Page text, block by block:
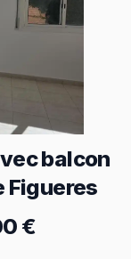
balcon
Figueres
€